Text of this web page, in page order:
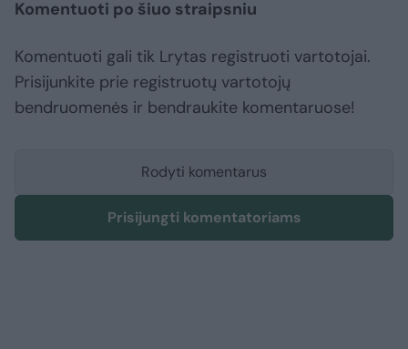
Komentuoti po šiuo straipsniu
Komentuoti gali tik Lrytas registruoti vartotojai.
Prisijunkite prie registruotų vartotojų
bendruomenės ir bendraukite komentaruose!
Rodyti komentarus
Prisijungti komentatoriams